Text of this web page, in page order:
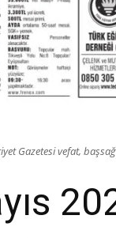
Gazetesi vefat,